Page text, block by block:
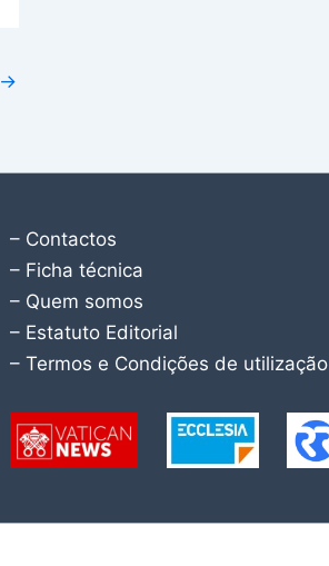
→
– Contactos
– Ficha técnica
– Quem somos
– Estatuto Editorial
– Termos e Condições de utilização